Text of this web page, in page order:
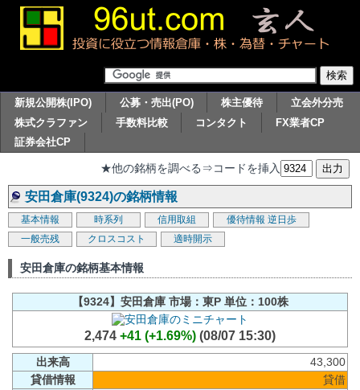
新規公開株(IPO) 公募・売出(PO) 株主優待
立会外分売
株式クラファン
手数料比較 コンタクト
FX業者CP
証券会社CP
★他の銘柄を調べる⇒コードを挿入
安田倉庫(9324)の銘柄情報
基本情報 時系列 信用取組 優待情報 逆日歩
一般売残
クロスコスト 適時開示
安田倉庫の銘柄基本情報
【9324】安田倉庫 市場：東P 単位：100株
2,474 +41 (+1.69%) (08/07 15:30)
出来高
43,300
貸借情報
貸借